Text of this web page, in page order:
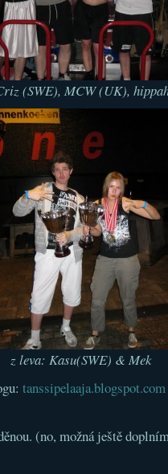
(SWE), MCW (UK),
z leva: Kasu(SWE) & Mek
tanssipelaaja.blogspot.com
(no, možná ještě